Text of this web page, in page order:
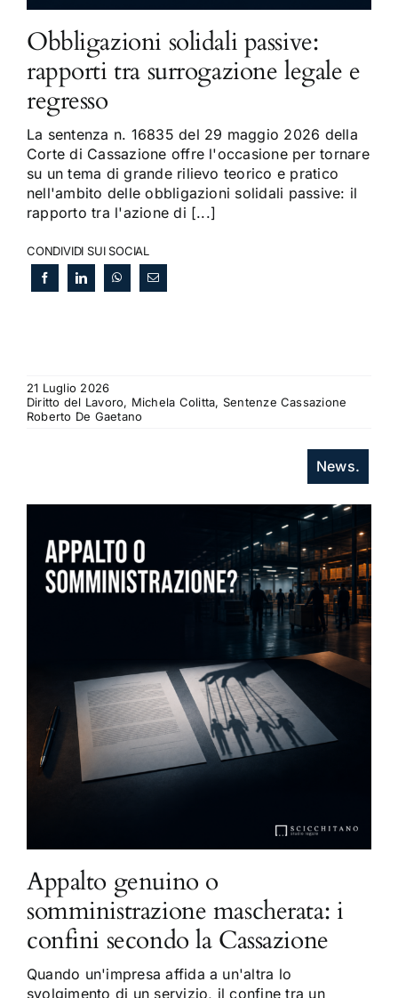
Obbligazioni solidali passive:
rapporti tra surrogazione legale e
regresso
La sentenza n. 16835 del 29 maggio 2026 della
Corte di Cassazione offre l'occasione per tornare
su un tema di grande rilievo teorico e pratico
nell'ambito delle obbligazioni solidali passive: il
rapporto tra l'azione di [...]
CONDIVIDI SUI SOCIAL
21 Luglio 2026
Diritto del Lavoro, Michela Colitta, Sentenze Cassazione
Roberto De Gaetano
News.
Appalto genuino o
somministrazione mascherata: i
confini secondo la Cassazione
Quando un'impresa affida a un'altra lo
svolgimento di un servizio, il confine tra un